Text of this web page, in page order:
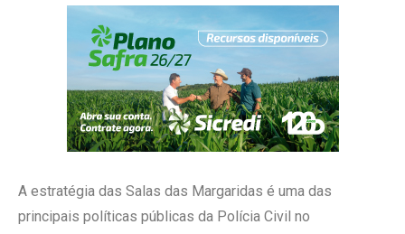
A estratégia das Salas das Margaridas é uma das
principais políticas públicas da Polícia Civil no